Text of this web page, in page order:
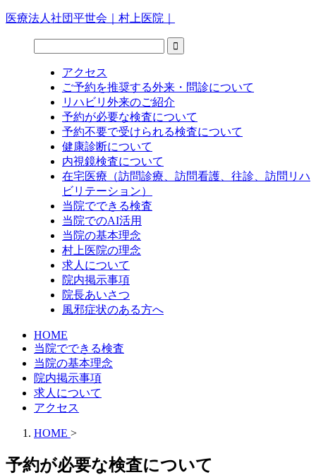
医療法人社団平世会｜村上医院｜
アクセス
ご予約を推奨する外来・問診について
リハビリ外来のご紹介
予約が必要な検査について
予約不要で受けられる検査について
健康診断について
内視鏡検査について
在宅医療（訪問診療、訪問看護、往診、訪問リハ
ビリテーション）
当院でできる検査
当院でのAI活用
当院の基本理念
村上医院の理念
求人について
院内掲示事項
院長あいさつ
風邪症状のある方へ
HOME
当院でできる検査
当院の基本理念
院内掲示事項
求人について
アクセス
HOME >
予約が必要な検査について